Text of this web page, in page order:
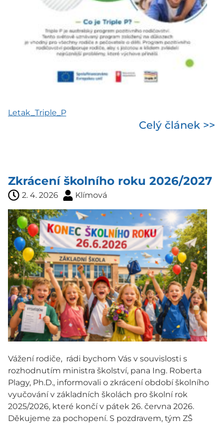
Letak_Triple_P
Celý článek >>
Zkrácení školního roku 2026/2027
2. 4. 2026 Klímová
Vážení rodiče, rádi bychom Vás v souvislosti s
rozhodnutím ministra školství, pana Ing. Roberta
Plagy, Ph.D., informovali o zkrácení období školního
vyučování v základních školách pro školní rok
2025/2026, které končí v pátek 26. června 2026.
Děkujeme za pochopení. S pozdravem, tým ZŠ